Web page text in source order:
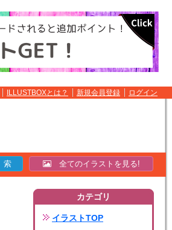
ILLUSTBOXとは？ 新規会員登録 ログイン
全てのイラストを見る!
カテゴリ
イラストTOP